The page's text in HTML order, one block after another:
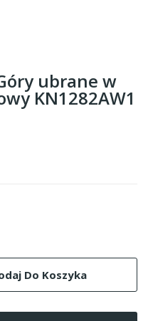
ubrane w
KN1282AW1
Do Koszyka